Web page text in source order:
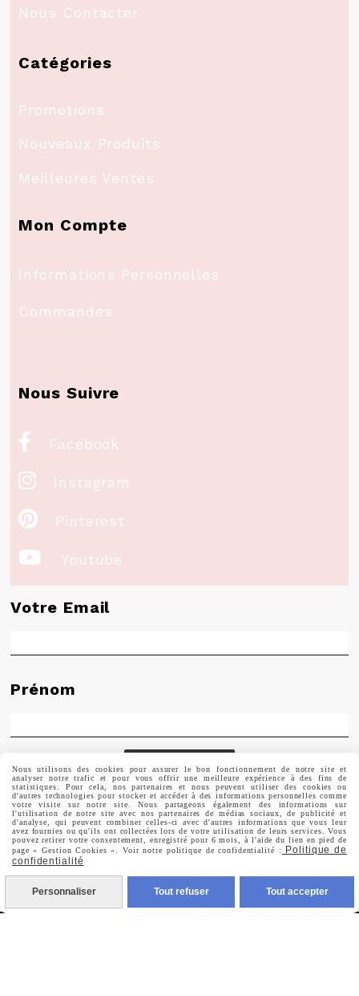
Nous Contacter
Catégories
Promotions
Nouveaux Produits
Meilleures Ventes
Mon Compte
Informations Personnelles
Commandes
Nous Suivre
 Facebook
 Instagram
 Pinterest
 Youtube
Votre Email
Prénom
Valider
Vous pouvez vous désinscrire à tout moment. Vous
trouverez pour cela nos informations de contact dans les
conditions d'utilisation du site.
Nous utilisons des cookies pour assurer le bon fonctionnement de notre site et
analyser notre trafic et pour vous offrir une meilleure expérience à des fins de
statistiques. Pour cela, nos partenaires et nous peuvent utiliser des cookies ou
d'autres technologies pour stocker et accéder à des informations personnelles comme
votre visite sur notre site. Nous partageons également des informations sur
l'utilisation de notre site avec nos partenaires de médias sociaux, de publicité et
d'analyse, qui peuvent combiner celles-ci avec d'autres informations que vous leur
avez fournies ou qu'ils ont collectées lors de votre utilisation de leurs services. Vous
pouvez retirer votre consentement, enregistré pour 6 mois, à l'aide du lien en pied de
page « Gestion Cookies ». Voir notre politique de confidentialité :
Politique de
confidentialité
Personnaliser Tout refuser Tout accepter